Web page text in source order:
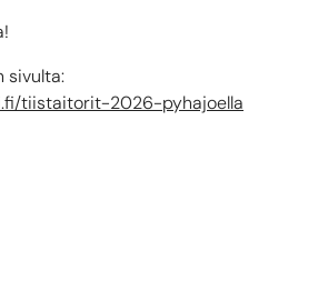
sivulta:
tiistaitorit-2026-pyhajoella